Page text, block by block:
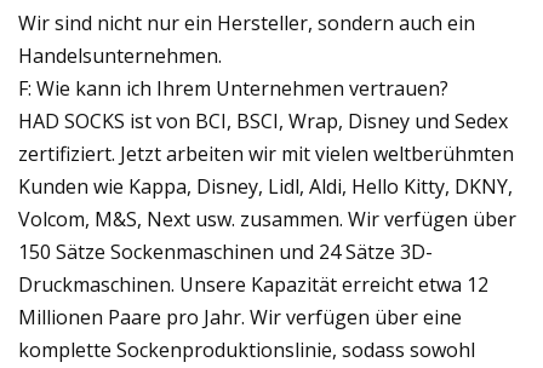
Wir sind nicht nur ein Hersteller, sondern auch ein
Handelsunternehmen.
F: Wie kann ich Ihrem Unternehmen vertrauen?
HAD SOCKS ist von BCI, BSCI, Wrap, Disney und Sedex
zertifiziert. Jetzt arbeiten wir mit vielen weltberühmten
Kunden wie Kappa, Disney, Lidl, Aldi, Hello Kitty, DKNY,
Volcom, M&S, Next usw. zusammen. Wir verfügen über
150 Sätze Sockenmaschinen und 24 Sätze 3D-
Druckmaschinen. Unsere Kapazität erreicht etwa 12
Millionen Paare pro Jahr. Wir verfügen über eine
komplette Sockenproduktionslinie, sodass sowohl